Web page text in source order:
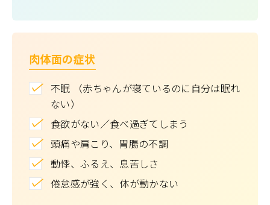
肉体面の症状
不眠 （赤ちゃんが寝ているのに自分は眠れ
ない）
食欲がない／食べ過ぎてしまう
頭痛や肩こり、胃腸の不調
動悸、ふるえ、息苦しさ
倦怠感が強く、体が動かない